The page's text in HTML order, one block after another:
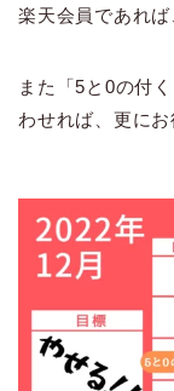
楽天会員であれば
また「5と0の付
わせれば、更に